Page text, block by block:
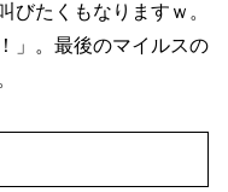
びたくもなりますｗ。
」。最後のマイルスの